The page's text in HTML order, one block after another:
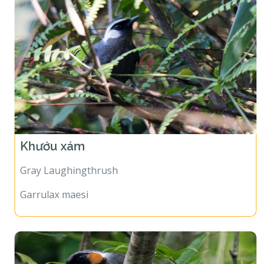
Khướu xám
Gray Laughingthrush
Garrulax maesi